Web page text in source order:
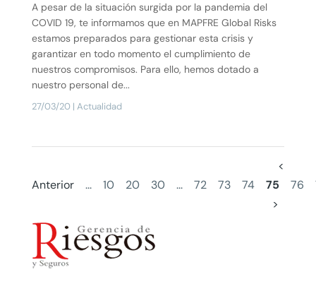
27/03/20| Actualidad
A pesar de la situación surgida por la pandemia del
COVID 19, te informamos que en MAPFRE Global Risks
estamos preparados para gestionar esta crisis y
garantizar en todo momento el cumplimiento de
nuestros compromisos. Para ello, hemos dotado a
nuestro personal de...
<
Anterior
... 10 20 30 ... 72 73 74 75 76
>